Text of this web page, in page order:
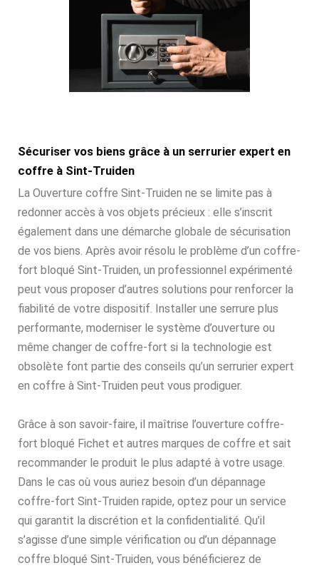
Sécuriser vos biens grâce à un serrurier expert en
coffre à Sint-Truiden
La Ouverture coffre Sint-Truiden ne se limite pas à
redonner accès à vos objets précieux : elle s’inscrit
également dans une démarche globale de sécurisation
de vos biens. Après avoir résolu le problème d’un coffre-
fort bloqué Sint-Truiden, un professionnel expérimenté
peut vous proposer d’autres solutions pour renforcer la
fiabilité de votre dispositif. Installer une serrure plus
performante, moderniser le système d’ouverture ou
même changer de coffre-fort si la technologie est
obsolète font partie des conseils qu’un serrurier expert
en coffre à Sint-Truiden peut vous prodiguer.
Grâce à son savoir-faire, il maîtrise l’ouverture coffre-
fort bloqué Fichet et autres marques de coffre et sait
recommander le produit le plus adapté à votre usage.
Dans le cas où vous auriez besoin d’un dépannage
coffre-fort Sint-Truiden rapide, optez pour un service
qui garantit la discrétion et la confidentialité. Qu’il
s’agisse d’une simple vérification ou d’un dépannage
coffre bloqué Sint-Truiden, vous bénéficierez de